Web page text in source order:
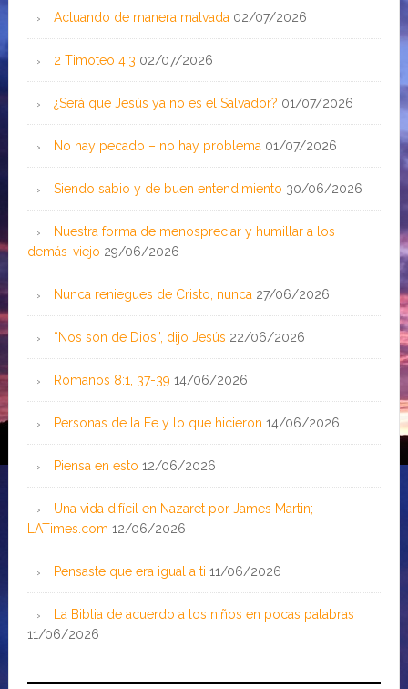
Actuando de manera malvada 02/07/2026
2 Timoteo 4:3 02/07/2026
¿Será que Jesús ya no es el Salvador? 01/07/2026
No hay pecado – no hay problema 01/07/2026
Siendo sabio y de buen entendimiento 30/06/2026
Nuestra forma de menospreciar y humillar a los
demás-viejo 29/06/2026
Nunca reniegues de Cristo, nunca 27/06/2026
“Nos son de Dios”, dijo Jesús 22/06/2026
Romanos 8:1, 37-39 14/06/2026
Personas de la Fe y lo que hicieron 14/06/2026
Piensa en esto 12/06/2026
Una vida difícil en Nazaret por James Martin;
LATimes.com 12/06/2026
Pensaste que era igual a ti 11/06/2026
La Biblia de acuerdo a los niños en pocas palabras
11/06/2026